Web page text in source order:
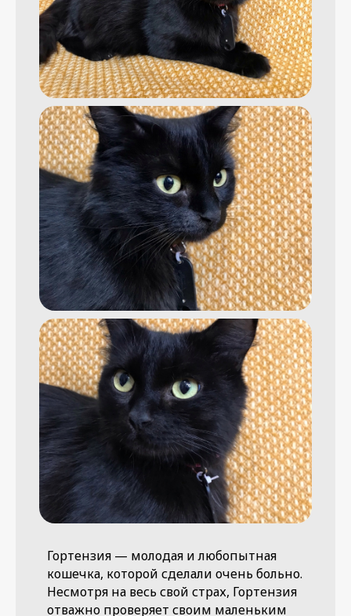
Гортензия — молодая и любопытная
кошечка, которой сделали очень больно.
Несмотря на весь свой страх, Гортензия
отважно проверяет своим маленьким